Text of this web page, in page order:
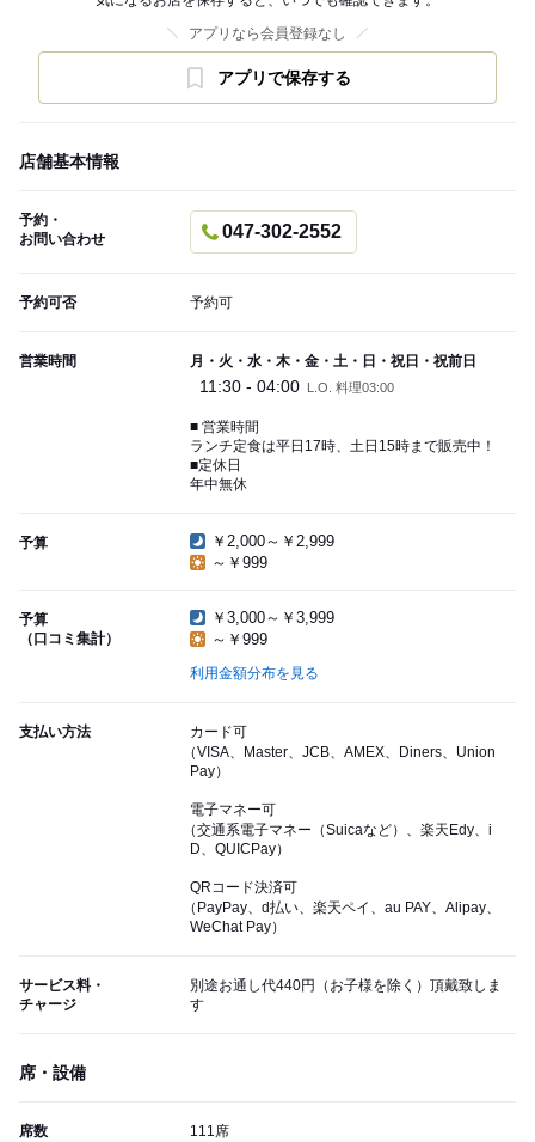
アプリなら会員登録なし
アプリで保存する
店舗基本情報
予約・
お問い合わせ
047-302-2552
予約可否 予約可
営業時間 月・火・水・木・金・土・日・祝日・祝前日
11:30 - 04:00 L.O. 料理03:00
■ 営業時間
ランチ定食は平日17時、土日15時まで販売中！
■定休日
年中無休
予算
￥2,000～￥2,999
～￥999
予算
（口コミ集計）
￥3,000～￥3,999
～￥999
利用金額分布を見る
支払い方法
カード可
（VISA、Master、JCB、AMEX、Diners、Union
Pay）
電子マネー可
（交通系電子マネー（Suicaなど）、楽天Edy、i
D、QUICPay）
QRコード決済可
（PayPay、d払い、楽天ペイ、au PAY、Alipay、
WeChat Pay）
サービス料・
チャージ
別途お通し代440円（お子様を除く）頂戴致しま
す
席・設備
席数 111席